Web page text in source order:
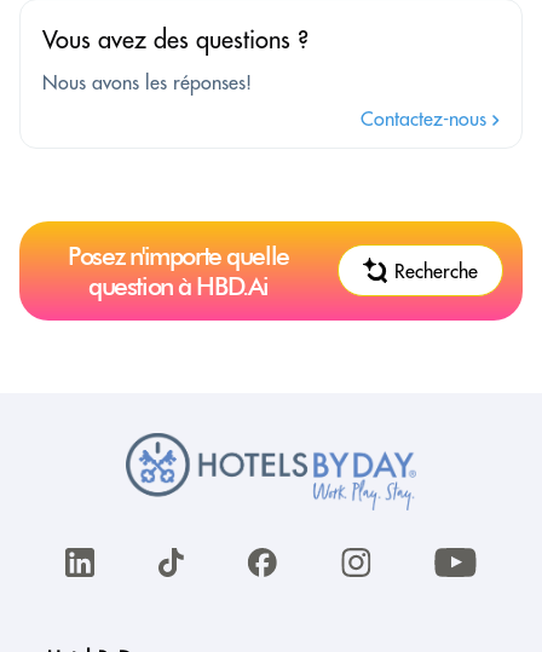
Vous avez des questions ?
Nous avons les réponses!
Contactez-nous
Posez n'importe quelle
question à HBD.Ai
Recherche